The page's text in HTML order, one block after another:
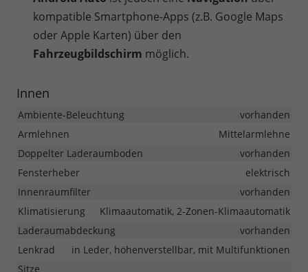
kompatible Smartphone-Apps (z.B. Google Maps
oder Apple Karten) über den
Fahrzeugbildschirm möglich.
Innen
Ambiente-Beleuchtung
vorhanden
Armlehnen
Mittelarmlehne
Doppelter Laderaumboden
vorhanden
Fensterheber
elektrisch
Innenraumfilter
vorhanden
Klimatisierung
Klimaautomatik, 2-Zonen-Klimaautomatik
Laderaumabdeckung
vorhanden
Lenkrad
in Leder, höhenverstellbar, mit Multifunktionen
Sitze